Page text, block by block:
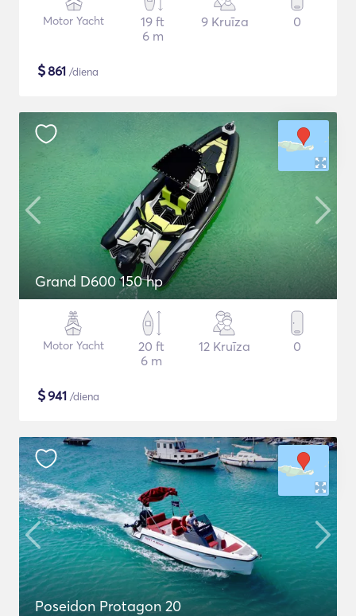
Motor Yacht
19 ft
6 m
9 Kruīza 0
$861 /diena
Grand D600 150 hp
Motor Yacht
20 ft
6 m
12 Kruīza 0
$941 /diena
Poseidon Protagon 20